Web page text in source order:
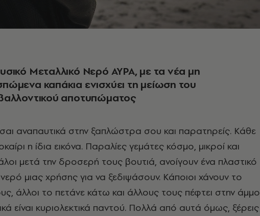
Μεταλλικό Νερό ΑΥΡΑ, με τα νέα μη
καπάκια ενισχύει τη μείωση του
αποτυπώματος
αναπαυτικά στην ξαπλώστρα σου και παρατηρείς. Κάθε
η ίδια εικόνα. Παραλίες γεμάτες κόσμο, μικροί και
μετά την δροσερή τους βουτιά, ανοίγουν ένα πλαστικό
μιας χρήσης για να ξεδιψάσουν. Κάποιοι χάνουν το
άλλοι το πετάνε κάτω και άλλους τους πέφτει στην
είναι κυριολεκτικά παντού. Πολλά από αυτά όμως, ξέρεις